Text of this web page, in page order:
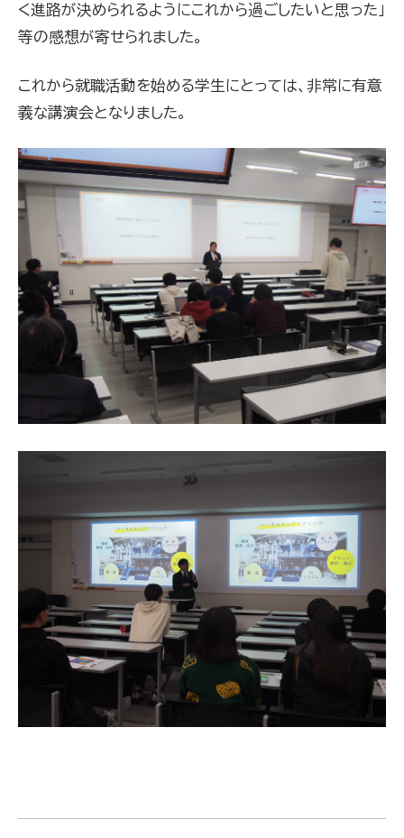
く進路が決められるようにこれから過ごしたいと思った」
等の感想が寄せられました。
これから就職活動を始める学生にとっては、非常に有意
義な講演会となりました。